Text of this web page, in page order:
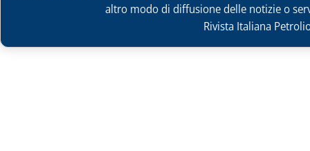
altro modo di diffusione delle notizie o
Rivista Italiana